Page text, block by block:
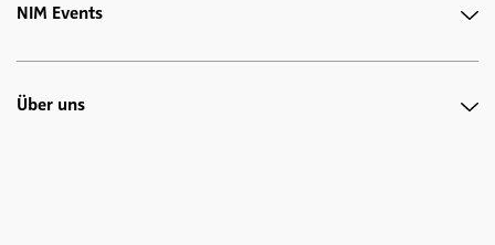
NIM Events
Über uns